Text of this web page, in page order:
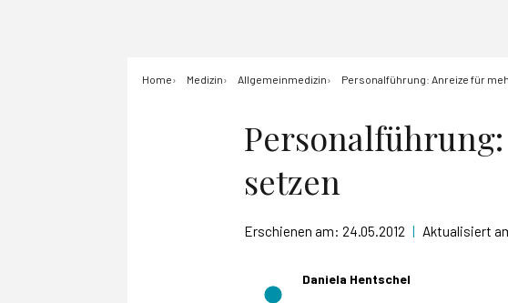
Home Medizin Allgemeinmedizin Personalführung: Anreize für
setzen
Erschienen am: 24.05.2012 | Aktualisiert
Daniela Hentschel